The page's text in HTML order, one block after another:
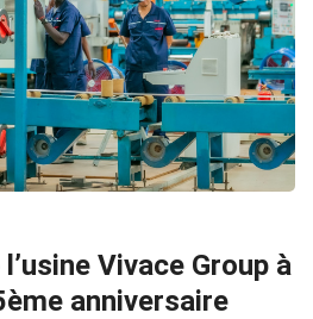
Vivace Group à
anniversaire